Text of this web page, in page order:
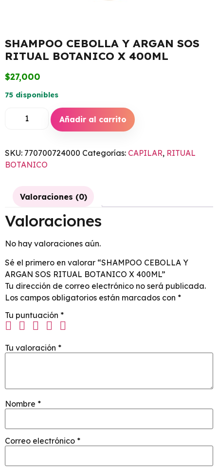
SHAMPOO CEBOLLA Y ARGAN SOS
RITUAL BOTANICO X 400ML
$27,000
75 disponibles
Añadir al carrito
SKU: 770700724000 Categorías: CAPILAR, RITUAL
BOTANICO
Valoraciones (0)
Valoraciones
No hay valoraciones aún.
Sé el primero en valorar “SHAMPOO CEBOLLA Y
ARGAN SOS RITUAL BOTANICO X 400ML”
Tu dirección de correo electrónico no será publicada.
Los campos obligatorios están marcados con *
Tu puntuación *
Tu valoración *
Nombre *
Correo electrónico *